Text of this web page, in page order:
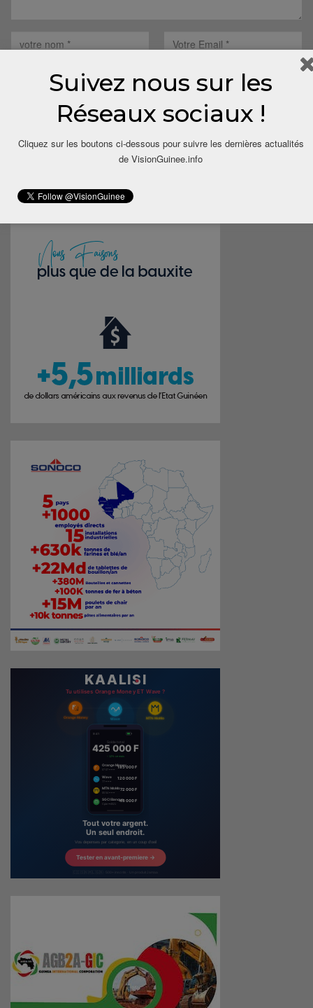
time I comment.
Suivez nous sur les
Réseaux sociaux !
Cliquez sur les boutons ci-dessous pour suivre les dernières actualités
de VisionGuinee.info